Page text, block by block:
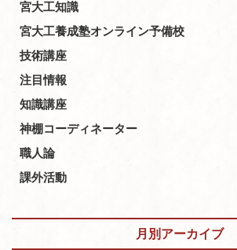
宮大工知識
宮大工養成塾オンライン予備校
技術講座
注目情報
知識講座
神棚コーディネーター
職人論
課外活動
月別アーカイブ